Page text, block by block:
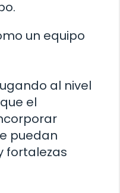
un equipo
al nivel
el
puedan
fortalezas